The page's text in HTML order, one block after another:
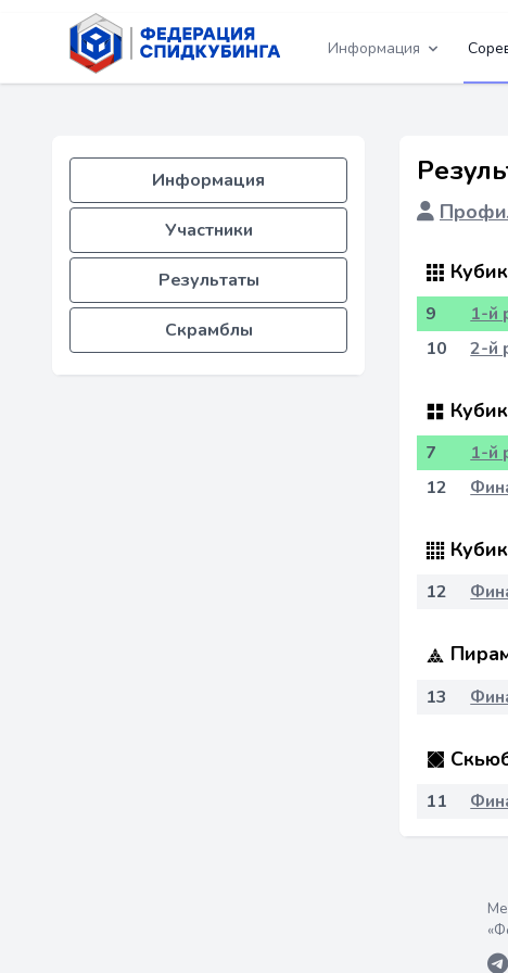
Информация
Информация
Участники
Результаты
Скрамблы
9
1-й
10
2-й
7
1-й
12
12
13
11